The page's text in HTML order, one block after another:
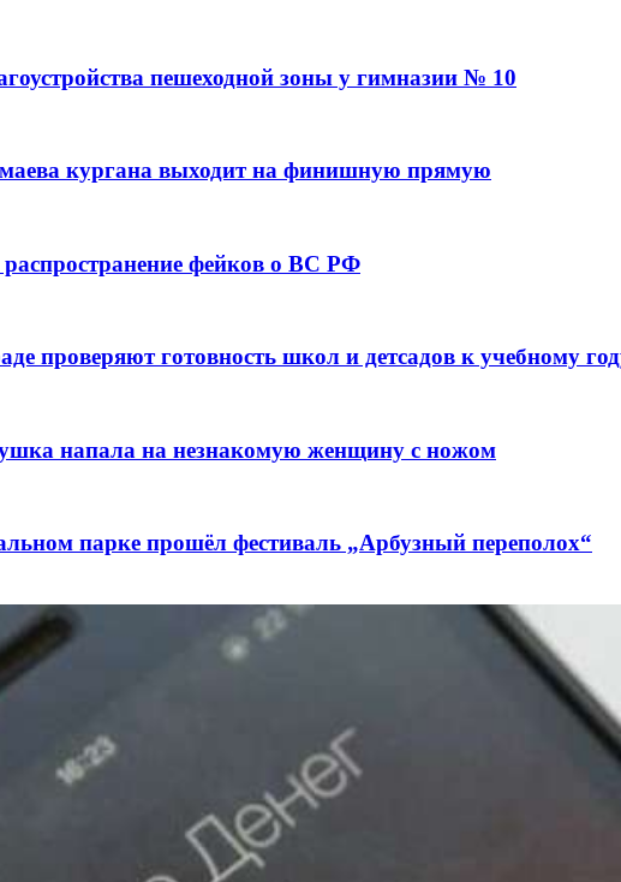
пешеходной зоны у гимназии № 10
кургана выходит на финишную прямую
распространение фейков о ВС РФ
проверяют готовность школ и детсадов к учебному
напала на незнакомую женщину с ножом
парке прошёл фестиваль „Арбузный переполох“
заключены контракты на 3,6 млн долларов